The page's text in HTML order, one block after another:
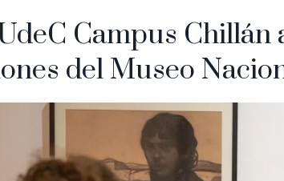
Campus Chillán
del Museo